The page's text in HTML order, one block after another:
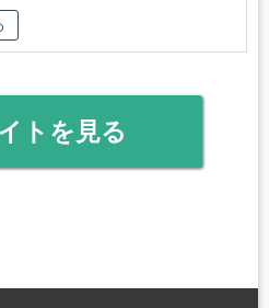
トを見る